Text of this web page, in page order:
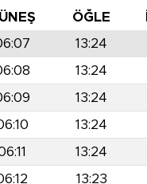
ÖĞLE
13:24
13:24
13:24
13:24
13:24
13:23